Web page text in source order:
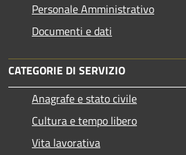
Personale Amministrativo
Documenti e dati
CATEGORIE DI SERVIZIO
Anagrafe e stato civile
Cultura e tempo libero
Vita lavorativa